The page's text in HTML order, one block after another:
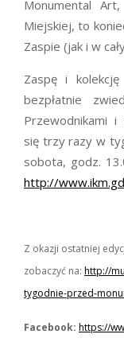
Monumental
Miejskiej, to
Zaspie (jak i w
Zaspę i kolekcję
bezpłatnie
Przewodnikami i
się trzy razy w
sobota, godz.
http://
Z okazji ostatniej
zobaczyć na: http://
tygodnie-przed-
Facebook: https://